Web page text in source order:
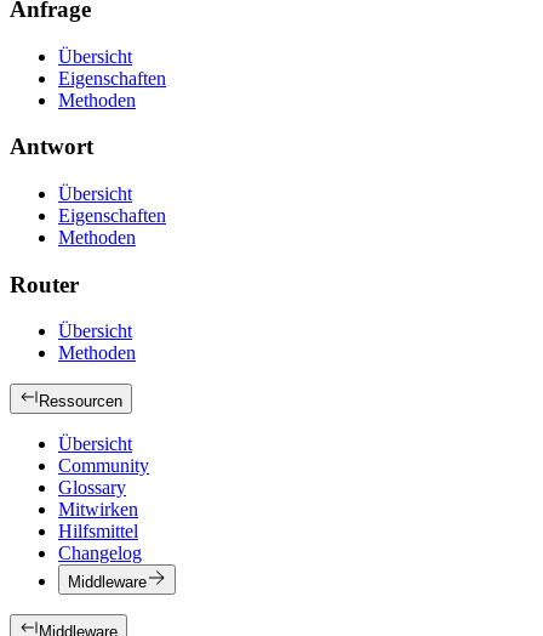
Anfrage
Übersicht
Eigenschaften
Methoden
Antwort
Übersicht
Eigenschaften
Methoden
Router
Übersicht
Methoden
Ressourcen
Übersicht
Community
Glossary
Mitwirken
Hilfsmittel
Changelog
Middleware
Middleware